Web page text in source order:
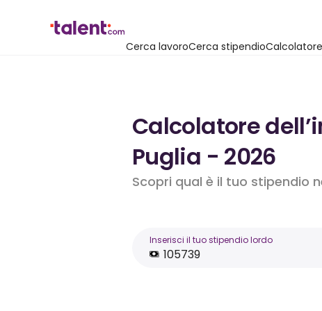
Cerca lavoroCerca stipendio
Calcolatore
Puglia - 2026
Scopri qual è il tuo stipendio
Inserisci il tuo stipendio lordo